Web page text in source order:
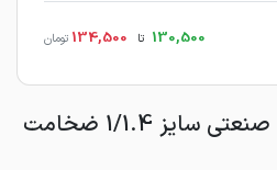
130,500 تا 134,500 تومان
لیست فروشندگان لوله صنعتی سایز 1/1.4 ضخامت